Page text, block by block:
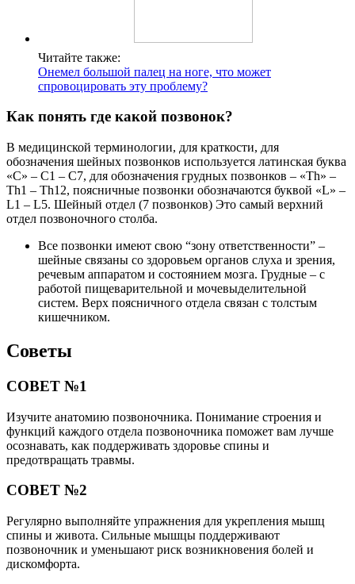
Читайте также:
Онемел большой палец на ноге, что может
спровоцировать эту проблему?
Как понять где какой позвонок?
В медицинской терминологии, для краткости, для
обозначения шейных позвонков используется латинская буква
«С» – С1 – С7, для обозначения грудных позвонков – «Th» –
Th1 – Th12, поясничные позвонки обозначаются буквой «L» –
L1 – L5. Шейный отдел (7 позвонков) Это самый верхний
отдел позвоночного столба.
Все позвонки имеют свою “зону ответственности” –
шейные связаны со здоровьем органов слуха и зрения,
речевым аппаратом и состоянием мозга. Грудные – с
работой пищеварительной и мочевыделительной
систем. Верх поясничного отдела связан с толстым
кишечником.
Советы
СОВЕТ №1
Изучите анатомию позвоночника. Понимание строения и
функций каждого отдела позвоночника поможет вам лучше
осознавать, как поддерживать здоровье спины и
предотвращать травмы.
СОВЕТ №2
Регулярно выполняйте упражнения для укрепления мышц
спины и живота. Сильные мышцы поддерживают
позвоночник и уменьшают риск возникновения болей и
дискомфорта.